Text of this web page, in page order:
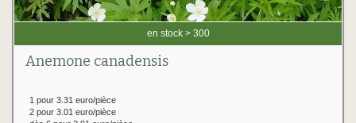
en stock > 300
Anemone canadensis
1 pour 3.31 euro/pièce
2 pour 3.01 euro/pièce